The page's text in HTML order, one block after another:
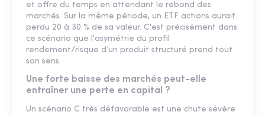
et offre du temps en attendant le rebond des
marchés. Sur la même période, un ETF actions aurait
perdu 20 à 30 % de sa valeur. C'est précisément dans
ce scénario que l'asymétrie du profil
rendement/risque d’un produit structuré prend tout
son sens.
Une forte baisse des marchés peut-elle
entraîner une perte en capital ?
Un scénario C très défavorable est une chute sévère